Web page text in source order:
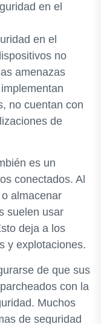
en el
en el
no
amenazas
no cuentan con
de
es un
conectados. Al
almacenar
suelen usar
deja a los
y explotaciones.
de que sus
con la
Muchos
de seguridad